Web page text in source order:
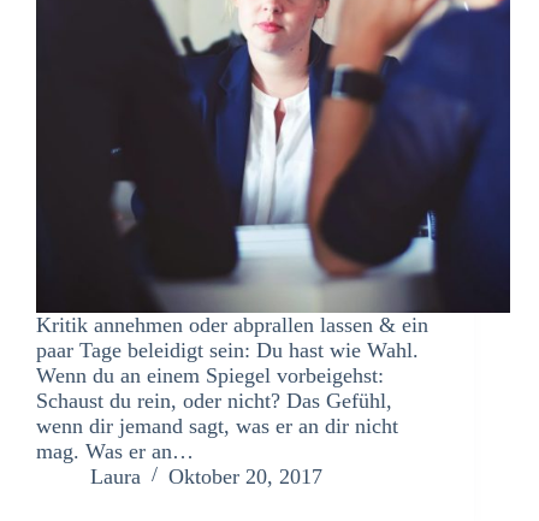
Kritik annehmen oder abprallen lassen & ein
paar Tage beleidigt sein: Du hast wie Wahl.
Wenn du an einem Spiegel vorbeigehst:
Schaust du rein, oder nicht? Das Gefühl,
wenn dir jemand sagt, was er an dir nicht
mag. Was er an…
Laura
Oktober 20, 2017